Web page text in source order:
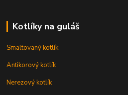
Kotlíky na guláš
Smaltovaný kotlík
Antikorový kotlík
Nerezový kotlík